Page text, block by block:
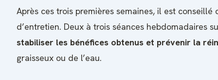
Après ces trois premières semaines, il est conseillé
d’entretien. Deux à trois séances hebdomadaires
stabiliser les bénéfices obtenus et prévenir la
graisseux ou de l’eau.